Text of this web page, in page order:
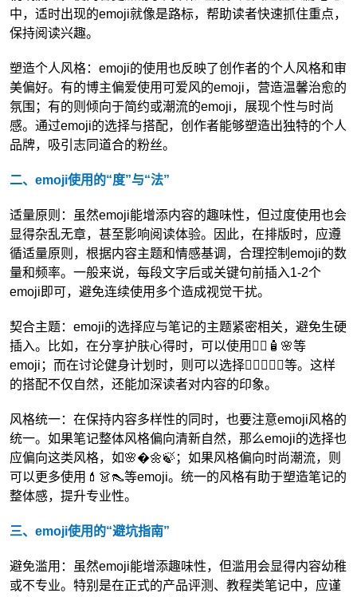
中，适时出现的emoji就像是路标，帮助读者快速抓住重点，
保持阅读兴趣。
塑造个人风格：emoji的使用也反映了创作者的个人风格和审
美偏好。有的博主偏爱使用可爱风的emoji，营造温馨治愈的
氛围；有的则倾向于简约或潮流的emoji，展现个性与时尚
感。通过emoji的选择与搭配，创作者能够塑造出独特的个人
品牌，吸引志同道合的粉丝。
二、emoji使用的“度”与“法”
适量原则：虽然emoji能增添内容的趣味性，但过度使用也会
显得杂乱无章，甚至影响阅读体验。因此，在排版时，应遵
循适量原则，根据内容主题和情感基调，合理控制emoji的数
量和频率。一般来说，每段文字后或关键句前插入1-2个
emoji即可，避免连续使用多个造成视觉干扰。
契合主题：emoji的选择应与笔记的主题紧密相关，避免生硬
插入。比如，在分享护肤心得时，可以使用💆‍♀️🧴🌸等
emoji；而在讨论健身计划时，则可以选择🏋️‍♀️🏃‍♀️💪等。这样
的搭配不仅自然，还能加深读者对内容的印象。
风格统一：在保持内容多样性的同时，也要注意emoji风格的
统一。如果笔记整体风格偏向清新自然，那么emoji的选择也
应偏向这类风格，如🌸�🌼🍃；如果风格偏向时尚潮流，则
可以更多使用💄👗👠等emoji。统一的风格有助于塑造笔记的
整体感，提升专业性。
三、emoji使用的“避坑指南”
避免滥用：虽然emoji能增添趣味性，但滥用会显得内容幼稚
或不专业。特别是在正式的产品评测、教程类笔记中，应谨